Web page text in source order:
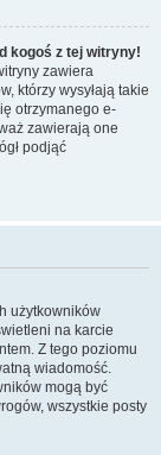
kogoś z tej witryny!
zawiera
którzy wysyłają takie
otrzymanego e-
zawierają one
podjąć
użytkowników
na karcie
Z tego poziomu
wiadomość.
mogą być
wszystkie posty